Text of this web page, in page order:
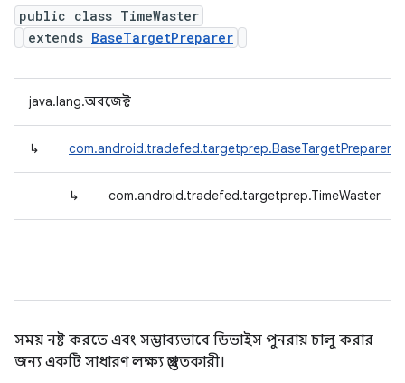
public class TimeWaster
extends BaseTargetPreparer
java.lang.অবজেক্ট
↳ com.android.tradefed.targetprep.BaseTargetPreparer
↳ com.android.tradefed.targetprep.TimeWaster
সময় নষ্ট করতে এবং সম্ভাব্যভাবে ডিভাইস পুনরায় চালু করার
জন্য একটি সাধারণ লক্ষ্য প্রস্তুতকারী।